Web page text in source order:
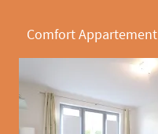
Comfort Appartement